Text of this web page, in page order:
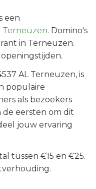
een
Terneuzen. Domino's
in Terneuzen.
AL Terneuzen, is
populaire
als bezoekers
de eersten om dit
jouw ervaring
tussen €15 en €25.